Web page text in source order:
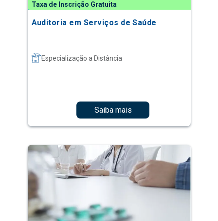
Taxa de Inscrição Gratuita
Auditoria em Serviços de Saúde
Especialização a Distância
Saiba mais